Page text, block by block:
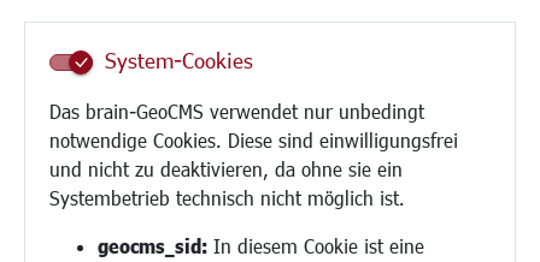
System-Cookies
Das brain-GeoCMS verwendet nur unbedingt
notwendige Cookies. Diese sind einwilligungsfrei
und nicht zu deaktivieren, da ohne sie ein
Systembetrieb technisch nicht möglich ist.
geocms_sid: In diesem Cookie ist eine
Schule
Demokratie leben
Ukrainehilfe
Hilfe für Geflüchtete
Religion